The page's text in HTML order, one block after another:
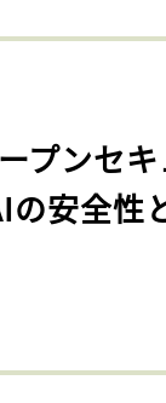
プンセ
の安全性